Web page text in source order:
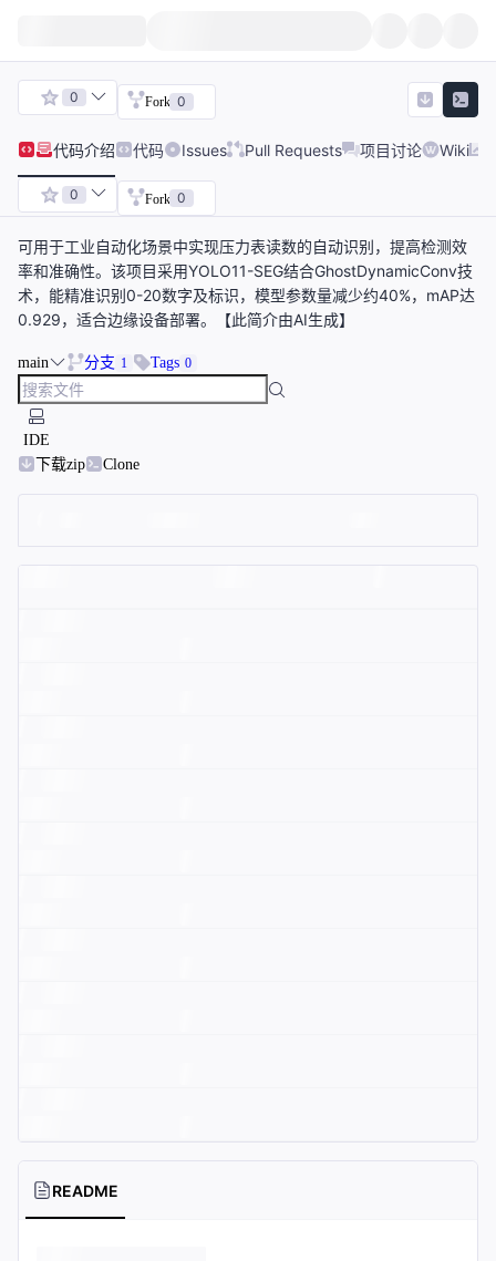
0 Fork 0
代码介绍 代码 Issues Pull Requests 项目讨论 Wiki
0 Fork 0
可用于工业自动化场景中实现压力表读数的自动识别，提高检测效
率和准确性。该项目采用YOLO11-SEG结合GhostDynamicConv技
术，能精准识别0-20数字及标识，模型参数量减少约40%，mAP达
0.929，适合边缘设备部署。【此简介由AI生成】
main 分支 1 Tags 0
IDE
下载zip
Clone
README